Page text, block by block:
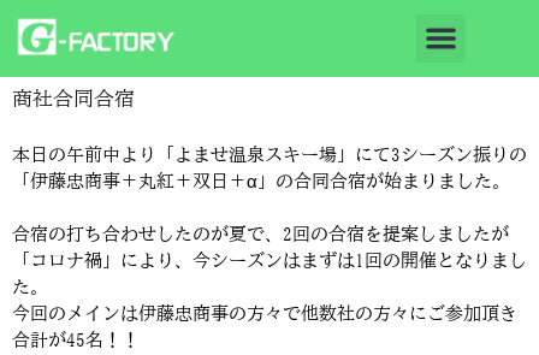
商社合同合宿
本日の午前中より「よませ温泉スキー場」にて3シーズン振りの
「伊藤忠商事＋丸紅＋双日＋α」の合同合宿が始まりました。
合宿の打ち合わせしたのが夏で、2回の合宿を提案しましたが
「コロナ禍」により、今シーズンはまずは1回の開催となりまし
た。
今回のメインは伊藤忠商事の方々で他数社の方々にご参加頂き
合計が45名！！